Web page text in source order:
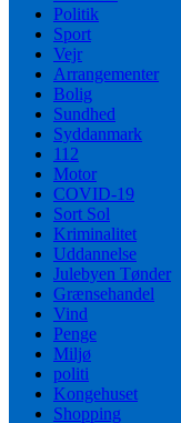
Politik
Sport
Vejr
Arrangementer
Bolig
Sundhed
Syddanmark
112
Motor
COVID-19
Sort Sol
Kriminalitet
Uddannelse
Julebyen Tønder
Grænsehandel
Vind
Penge
Miljø
politi
Kongehuset
Shopping